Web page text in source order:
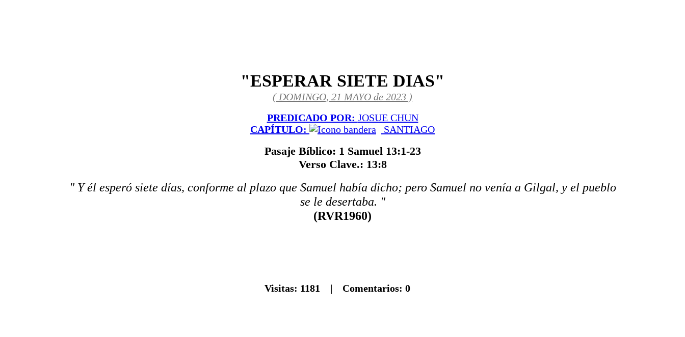
"ESPERAR SIETE DIAS"
( DOMINGO, 21 MAYO de 2023 )
PREDICADO POR: JOSUE CHUN
CAPÍTULO:
SANTIAGO
Pasaje Bíblico: 1 Samuel 13:1-23
Verso Clave.: 13:8
" Y él esperó siete días, conforme al plazo que Samuel había dicho; pero Samuel no venía a Gilgal, y el pueblo
se le desertaba. "
(RVR1960)
Visitas: 1181 | Comentarios: 0